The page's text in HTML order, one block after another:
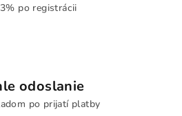
po registrácii
odoslanie
po prijatí platby